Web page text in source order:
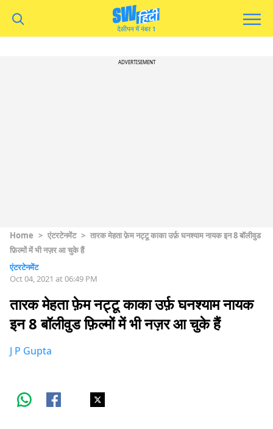
ADVERTISEMENT
Home > एंटरटेनमेंट > तारक मेहता फ़ेम नट्टू काका उर्फ़ घनश्याम नायक इन 8 बॉलीवुड
फ़िल्मों में भी नज़र आ चुके हैं
एंटरटेनमेंट
Oct 04, 2021 at 06:49 PM
तारक मेहता फ़ेम नट्टू काका उर्फ़ घनश्याम नायक
इन 8 बॉलीवुड फ़िल्मों में भी नज़र आ चुके हैं
J P Gupta